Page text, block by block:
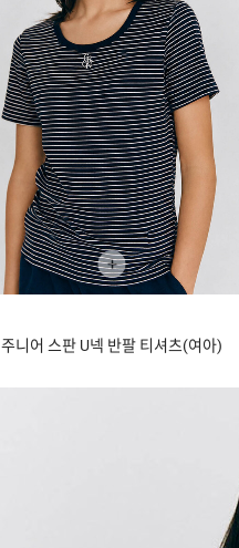
+
주니어 스판 U넥 반팔 티셔츠(여아)